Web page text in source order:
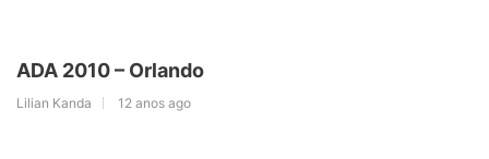
ADA 2010 – Orlando
Lilian Kanda 12 anos ago